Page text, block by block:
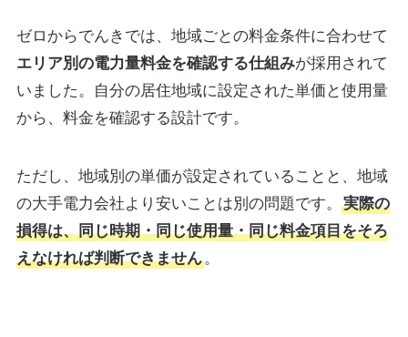
ゼロからでんきでは、地域ごとの料金条件に合わせて
エリア別の電力量料金を確認する仕組みが採用されて
いました。自分の居住地域に設定された単価と使用量
から、料金を確認する設計です。
ただし、地域別の単価が設定されていることと、地域
の大手電力会社より安いことは別の問題です。
実際の
損得は、同じ時期・同じ使用量・同じ料金項目をそろ
えなければ判断できません。